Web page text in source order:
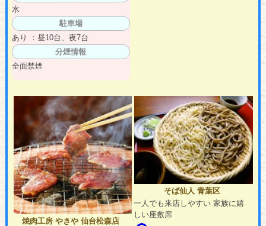
水
駐車場
あり ：昼10台、夜7台
分煙情報
全面禁煙
焼肉工房 やきや 仙台松森店
そば仙人 青葉区
一人でも来店しやすい 家族に嬉
しい座敷席